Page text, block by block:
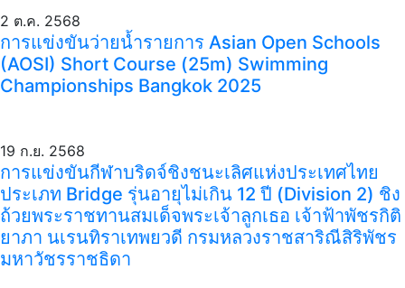
2 ต.ค. 2568
การแข่งขันว่ายน้ำรายการ Asian Open Schools
(AOSI) Short Course (25m) Swimming
Championships Bangkok 2025
19 ก.ย. 2568
การแข่งขันกีฬาบริดจ์ชิงชนะเลิศแห่งประเทศไทย
ประเภท Bridge รุ่นอายุไม่เกิน 12 ปี (Division 2) ชิง
ถ้วยพระราชทานสมเด็จพระเจ้าลูกเธอ เจ้าฟ้าพัชรกิติ
ยาภา นเรนทิราเทพยวดี กรมหลวงราชสาริณีสิริพัชร
มหาวัชรราชธิดา